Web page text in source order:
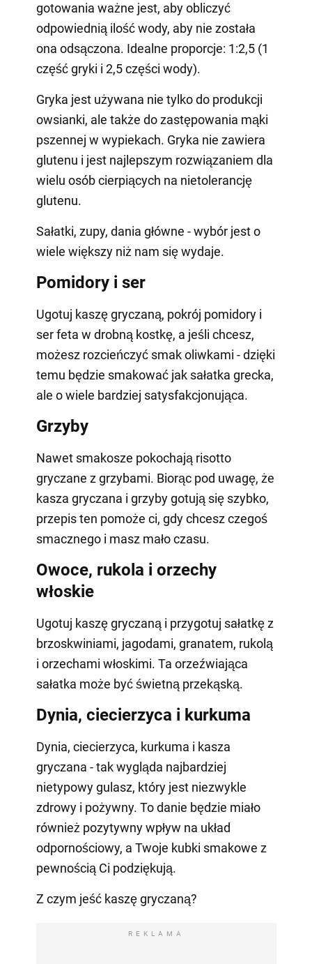
gotowania ważne jest, aby obliczyć
odpowiednią ilość wody, aby nie została
ona odsączona. Idealne proporcje: 1:2,5 (1
część gryki i 2,5 części wody).
Gryka jest używana nie tylko do produkcji
owsianki, ale także do zastępowania mąki
pszennej w wypiekach. Gryka nie zawiera
glutenu i jest najlepszym rozwiązaniem dla
wielu osób cierpiących na nietolerancję
glutenu.
Sałatki, zupy, dania główne - wybór jest o
wiele większy niż nam się wydaje.
Pomidory i ser
Ugotuj kaszę gryczaną, pokrój pomidory i
ser feta w drobną kostkę, a jeśli chcesz,
możesz rozcieńczyć smak oliwkami - dzięki
temu będzie smakować jak sałatka grecka,
ale o wiele bardziej satysfakcjonująca.
Grzyby
Nawet smakosze pokochają risotto
gryczane z grzybami. Biorąc pod uwagę, że
kasza gryczana i grzyby gotują się szybko,
przepis ten pomoże ci, gdy chcesz czegoś
smacznego i masz mało czasu.
Owoce, rukola i orzechy
włoskie
Ugotuj kaszę gryczaną i przygotuj sałatkę z
brzoskwiniami, jagodami, granatem, rukolą
i orzechami włoskimi. Ta orzeźwiająca
sałatka może być świetną przekąską.
Dynia, ciecierzyca i kurkuma
Dynia, ciecierzyca, kurkuma i kasza
gryczana - tak wygląda najbardziej
nietypowy gulasz, który jest niezwykle
zdrowy i pożywny. To danie będzie miało
również pozytywny wpływ na układ
odpornościowy, a Twoje kubki smakowe z
pewnością Ci podziękują.
Z czym jeść kaszę gryczaną?
REKLAMA